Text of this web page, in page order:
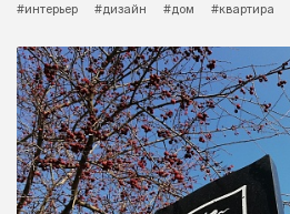
#интерьер
#дизайн #дом #квартира